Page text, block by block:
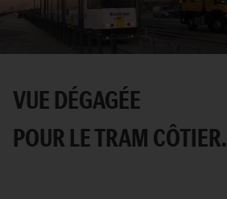
Service
Français
VUE DÉGAGÉE
POUR LE TRAM CÔTIER.